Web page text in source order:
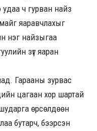
ч гурван найз
яаравчлахыг
нэг найзыгаа
зүг яаран
Гарааны зурвас
цагаан хор шартай
өрсөлдөөн
бутарч, бээрсэн